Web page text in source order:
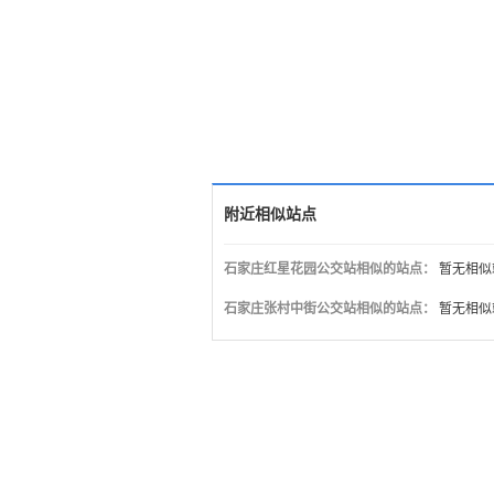
附近相似站点
石家庄红星花园公交站相似的站点： 暂无相似
石家庄张村中街公交站相似的站点： 暂无相似